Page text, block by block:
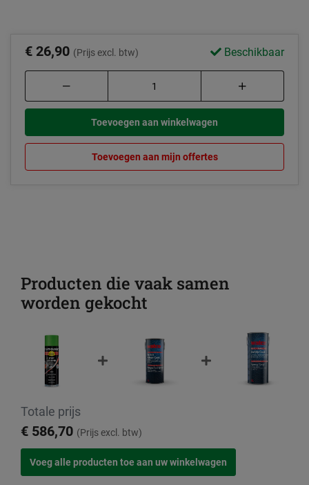
€ 26,90 (Prijs excl. btw) Beschikbaar
Toevoegen aan winkelwagen
Toevoegen aan mijn offertes
Producten die vaak samen
worden gekocht
Totale prijs
€ 586,70 (Prijs excl. btw)